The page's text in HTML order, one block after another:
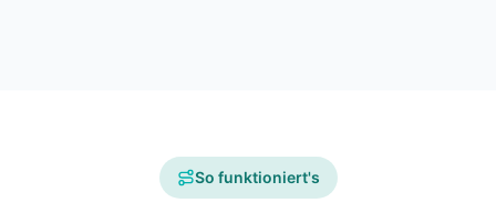
So funktioniert's